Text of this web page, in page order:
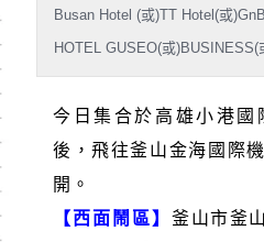
Busan Hotel (或)TT Hotel(或
HOTEL GUSEO(或
今日集合於高雄小港國
後，飛往釜山金海國際
開。
【西面鬧區】釜山市釜